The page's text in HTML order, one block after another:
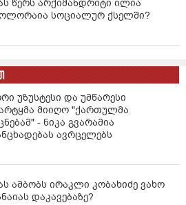
წერს არქიმანდრიტი ილია
სოციალურ ქსელში?
უზუსტესი და უმწარესი
მიიღო "ქართულმა
- ნიკა გვარამია
ავრცელებს
ამბობს ირაკლი კობახიძე ვახო
დაკავებაზე?